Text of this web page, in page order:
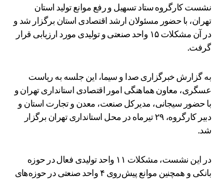
نشست کارگروه ستاد تسهیل و رفع موانع تولید استان
تهران، با حضور مسئولان ارشد اقتصادی استان برگزار شد و
در آن مشکلات ۱۵ واحد صنعتی و تولیدی مورد ارزیابی قرار
گرفت.
به گزارش خبرگزاری صدا و سیما، این جلسه به ریاست
عسگری، معاون هماهنگی امور اقتصادی استانداری تهران و
با حضور سیجانی، مدیرکل صنعت، معدن و تجارت استان و
دبیر کارگروه، ۲۹ تیرماه در محل استانداری تهران برگزار
شد.
در این نشست، مشکلات ۱۱ واحد تولیدی فعال در حوزه
بانکی و همچنین موانع پیش‌روی ۴ واحد صنعتی در حوزه‌های